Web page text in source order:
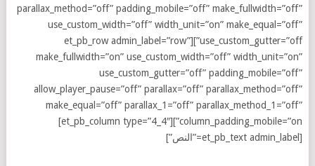
parallax_method=”off” padding_mobile=”off” make_fullwidth=”off”
use_custom_width=”off” width_unit=”on” make_equal=”off”
use_custom_gutter=”off”][et_pb_row admin_label=”row”
make_fullwidth=”on” use_custom_width=”off” width_unit=”on”
use_custom_gutter=”off” padding_mobile=”off”
allow_player_pause=”off” parallax=”off” parallax_method=”off”
make_equal=”off” parallax_1=”off” parallax_method_1=”off”
column_padding_mobile=”on”][et_pb_column type=”4_4″]
[et_pb_text admin_label=”النص”]